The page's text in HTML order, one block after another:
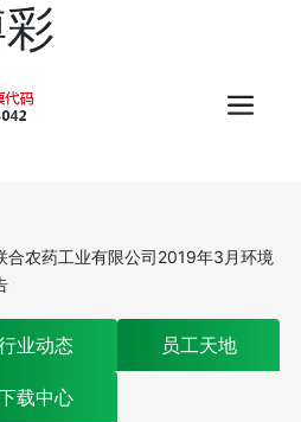
合农药工业有限公司2019年3月环境
业动态 员工天地
载中心